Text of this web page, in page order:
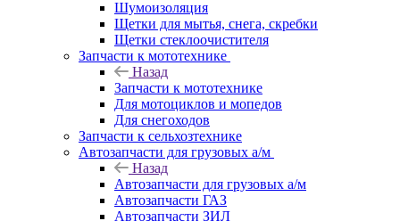
Шумоизоляция
Щетки для мытья, снега, скребки
Щетки стеклоочистителя
Запчасти к мототехнике
Назад
Запчасти к мототехнике
Для мотоциклов и мопедов
Для снегоходов
Запчасти к сельхозтехнике
Автозапчасти для грузовых а/м
Назад
Автозапчасти для грузовых а/м
Автозапчасти ГАЗ
Автозапчасти ЗИЛ